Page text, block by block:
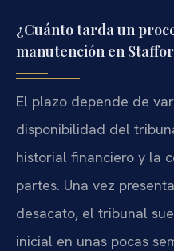
¿Cuánto tarda un
manutención en
El plazo depende de
disponibilidad del
historial financiero y la
partes. Una vez
desacato, el tribunal
inicial en unas pocas